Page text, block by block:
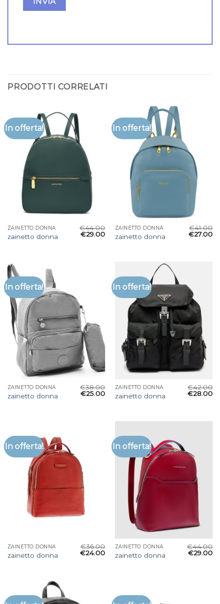
PRODOTTI CORRELATI
In offerta!
ZAINETTO DONNA
zainetto donna
€44.00
€29.00
In offerta!
ZAINETTO DONNA
zainetto donna
€41.00
€27.00
In offerta!
ZAINETTO DONNA
zainetto donna
€38.00
€25.00
In offerta!
ZAINETTO DONNA
zainetto donna
€42.00
€28.00
In offerta!
ZAINETTO DONNA
zainetto donna
€36.00
€24.00
In offerta!
ZAINETTO DONNA
zainetto donna
€44.00
€29.00